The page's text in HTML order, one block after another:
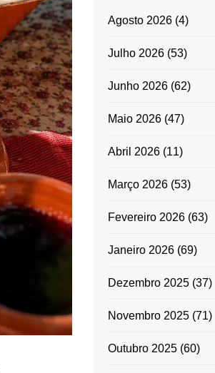
Agosto 2026(4)
Julho 2026(53)
Junho 2026(62)
Maio 2026(47)
Abril 2026(11)
Março 2026(53)
Fevereiro 2026(63)
Janeiro 2026(69)
Dezembro 2025(37)
Novembro 2025(71)
Outubro 2025(60)